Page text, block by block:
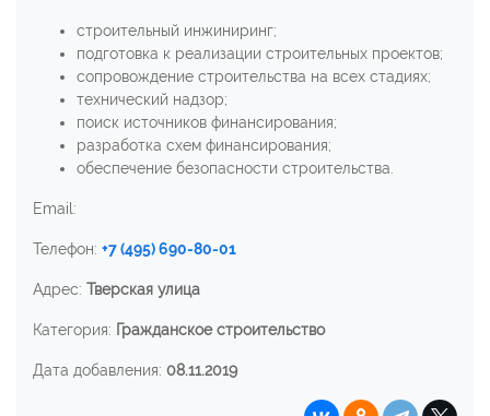
строительный инжиниринг;
подготовка к реализации строительных проектов;
сопровождение строительства на всех стадиях;
технический надзор;
поиск источников финансирования;
разработка схем финансирования;
обеспечение безопасности строительства.
Email:
Телефон: +7 (495) 690-80-01
Адрес: Тверская улица
Категория: Гражданское строительство
Дата добавления: 08.11.2019